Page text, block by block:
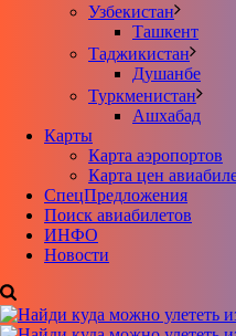
Узбекистан
Ташкент
Таджикистан
Душанбе
Туркменистан
Ашхабад
Карты
Карта аэропортов
Карта цен
CпецПредложения
Поиск авиабилетов
ИНФО
Новости